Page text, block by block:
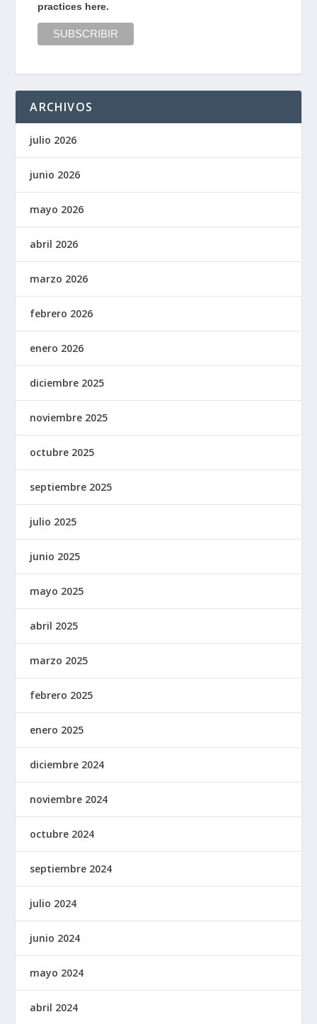
practices here.
ARCHIVOS
julio 2026
junio 2026
mayo 2026
abril 2026
marzo 2026
febrero 2026
enero 2026
diciembre 2025
noviembre 2025
octubre 2025
septiembre 2025
julio 2025
junio 2025
mayo 2025
abril 2025
marzo 2025
febrero 2025
enero 2025
diciembre 2024
noviembre 2024
octubre 2024
septiembre 2024
julio 2024
junio 2024
mayo 2024
abril 2024